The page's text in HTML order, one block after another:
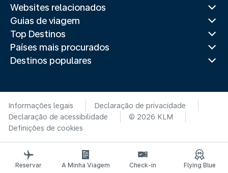
Websites relacionados
Guias de viagem
Top Destinos
Países mais procurados
Destinos populares
Informações legais
Declaração de privacidade
Declaração de acessibilidade
© 2026 KLM
Definições de cookies
Reservar A Minha Viagem Check-in Flying Blue